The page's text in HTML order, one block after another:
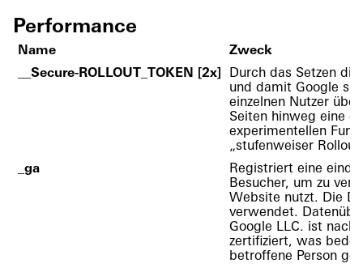
Performance
Name
Zweck
__Secure-ROLLOUT_TOKEN [2x]
Durch das Setzen
und damit Google
einzelnen Nutzer
Seiten hinweg eine
experimentellen
„stufenweiser
_ga
Registriert eine
Besucher, um zu
Website nutzt. Die
verwendet.
Google LLC. ist nach
zertifiziert, was
betroffene Person